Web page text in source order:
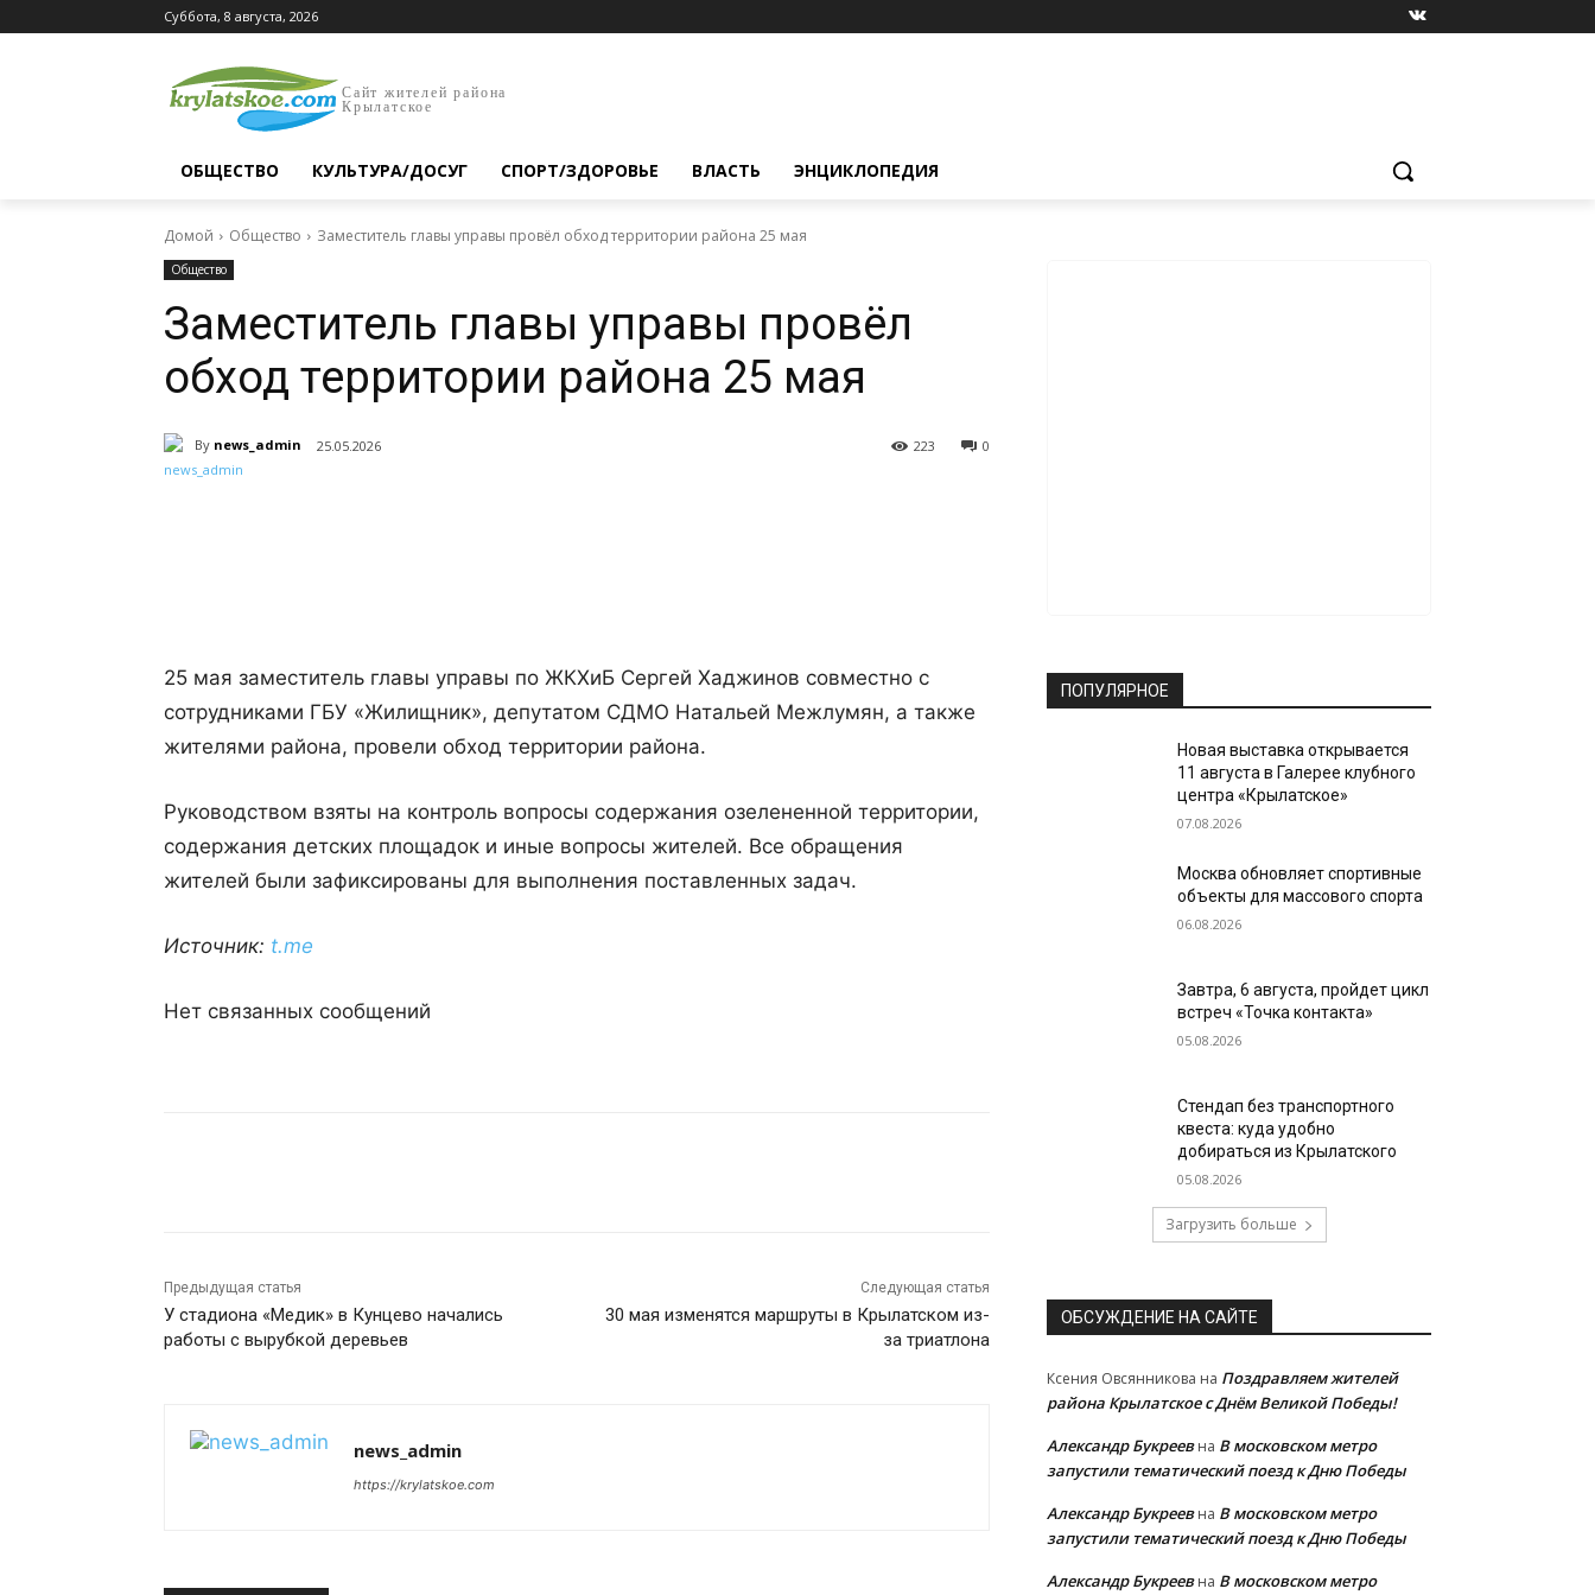
Суббота, 8 августа, 2026
Сайт жителей района
Крылатское
ОБЩЕСТВО КУЛЬТУРА/ДОСУГ СПОРТ/ЗДОРОВЬЕ ВЛАСТЬ ЭНЦИКЛОПЕДИЯ
Домой Общество Заместитель главы управы провёл обход территории района 25 мая
Общество
Заместитель главы управы провёл
обход территории района 25 мая
By news_admin 25.05.2026 0
223
25 мая заместитель главы управы по ЖКХиБ Сергей Хаджинов совместно с
сотрудниками ГБУ «Жилищник», депутатом СДМО Натальей Межлумян, а также
жителями района, провели обход территории района.
Руководством взяты на контроль вопросы содержания озелененной территории,
содержания детских площадок и иные вопросы жителей. Все обращения
жителей были зафиксированы для выполнения поставленных задач.
Источник: t.me
Нет связанных сообщений
Предыдущая статья
У стадиона «Медик» в Кунцево начались
работы с вырубкой деревьев
Следующая статья
30 мая изменятся маршруты в Крылатском из-
за триатлона
news_admin
https://krylatskoe.com
ПОПУЛЯРНОЕ
Новая выставка открывается
11 августа в Галерее клубного
центра «Крылатское»
07.08.2026
Москва обновляет спортивные
объекты для массового спорта
06.08.2026
Завтра, 6 августа, пройдет цикл
встреч «Точка контакта»
05.08.2026
Стендап без транспортного
квеста: куда удобно
добираться из Крылатского
05.08.2026
Загрузить больше
ОБСУЖДЕНИЕ НА САЙТЕ
Ксения Овсянникова на Поздравляем жителей
района Крылатское с Днём Великой Победы!
Александр Букреевна В московском метро
запустили тематический поезд к Дню Победы
Александр Букреевна В московском метро
запустили тематический поезд к Дню Победы
Александр Букреевна В московском метро